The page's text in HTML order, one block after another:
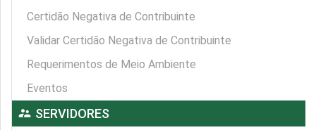
Certidão Negativa de Contribuinte
Validar Certidão Negativa de Contribuinte
Requerimentos de Meio Ambiente
Eventos
supervisor_account SERVIDORES